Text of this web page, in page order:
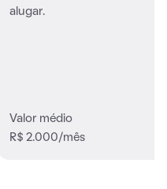
alugar.
Valor médio
R$ 2.000/mês